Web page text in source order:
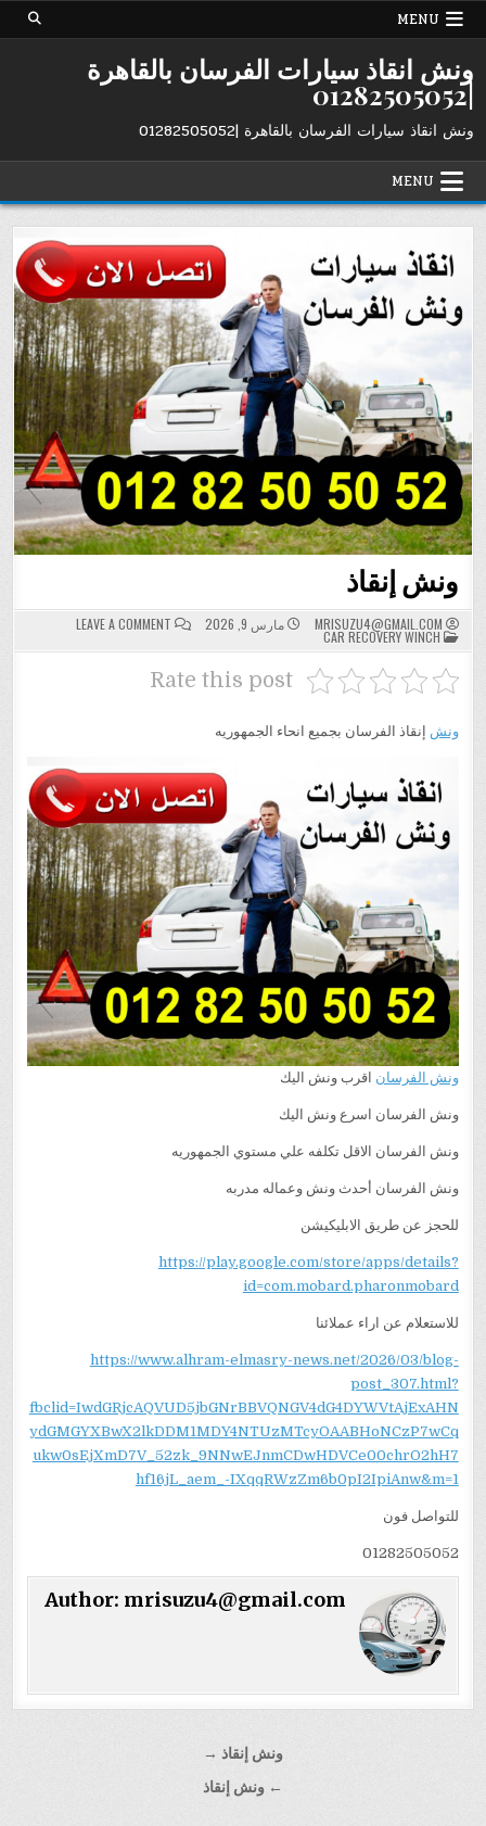
Skip
MENU
ونش انقاذ سيارات الفرسان بالقاهرة
|01282505052
ونش انقاذ سيارات الفرسان بالقاهرة |01282505052
MENU
ونش إنقاذ
MRISUZU4@GMAIL.COM مارس 9, 2026 LEAVE A COMMENT
ON
ونش
إنقاذ
POSTED
IN
CAR RECOVERY WINCH
Rate this post
ونش إنقاذ الفرسان بجميع انحاء الجمهوريه
ونش الفرسان اقرب ونش اليك
ونش الفرسان اسرع ونش اليك
ونش الفرسان الاقل تكلفه علي مستوي الجمهوريه
ونش الفرسان أحدث ونش وعماله مدربه
للحجز عن طريق الابليكيشن
https://play.google.com/store/apps/details?
id=com.mobard.pharonmobard
للاستعلام عن اراء عملائنا
https://www.alhram-elmasry-news.net/2026/03/blog-
post_307.html?
fbclid=IwdGRjcAQVUD5jbGNrBBVQNGV4dG4DYWVtAjExAHN
ydGMGYXBwX2lkDDM1MDY4NTUzMTcyOAABHoNCzP7wCq
ukw0sEjXmD7V_52zk_9NNwEJnmCDwHDVCe00chrO2hH7
hf16jL_aem_-IXqqRWzZm6b0pI2IpiAnw&m=1
للتواصل فون
01282505052
Author: mrisuzu4@gmail.com
ونش إنقاذ →
← ونش إنقاذ